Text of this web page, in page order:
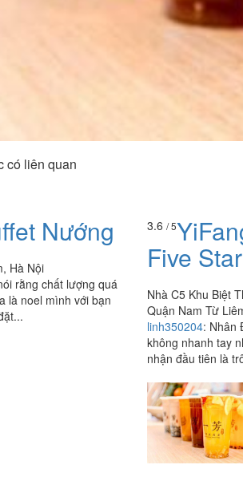
có liên quan
Nướng
Hà Nội
rằng chất lượng quá
là noel mình với bạn
3.6 / 5
Five Star
Nhà C5 Khu Biệt
Quận Nam Từ
linh350204: Nhân
không nhanh tay
nhận đầu tiên là